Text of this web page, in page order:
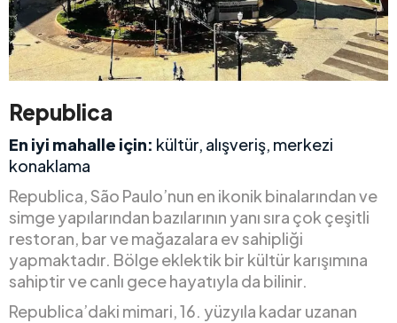
Republica
En iyi mahalle için: kültür, alışveriş, merkezi
konaklama
Republica, São Paulo’nun en ikonik binalarından ve
simge yapılarından bazılarının yanı sıra çok çeşitli
restoran, bar ve mağazalara ev sahipliği
yapmaktadır. Bölge eklektik bir kültür karışımına
sahiptir ve canlı gece hayatıyla da bilinir.
Republica’daki mimari, 16. yüzyıla kadar uzanan